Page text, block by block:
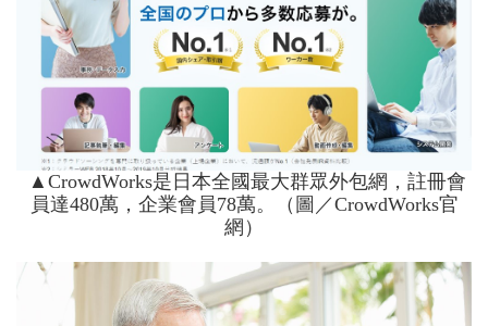
▲CrowdWorks是日本全國最大群眾外包網，註冊會
員達480萬，企業會員78萬。（圖／CrowdWorks官
網）